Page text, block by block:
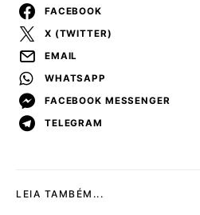
FACEBOOK
X (TWITTER)
EMAIL
WHATSAPP
FACEBOOK MESSENGER
TELEGRAM
LEIA TAMBÉM...